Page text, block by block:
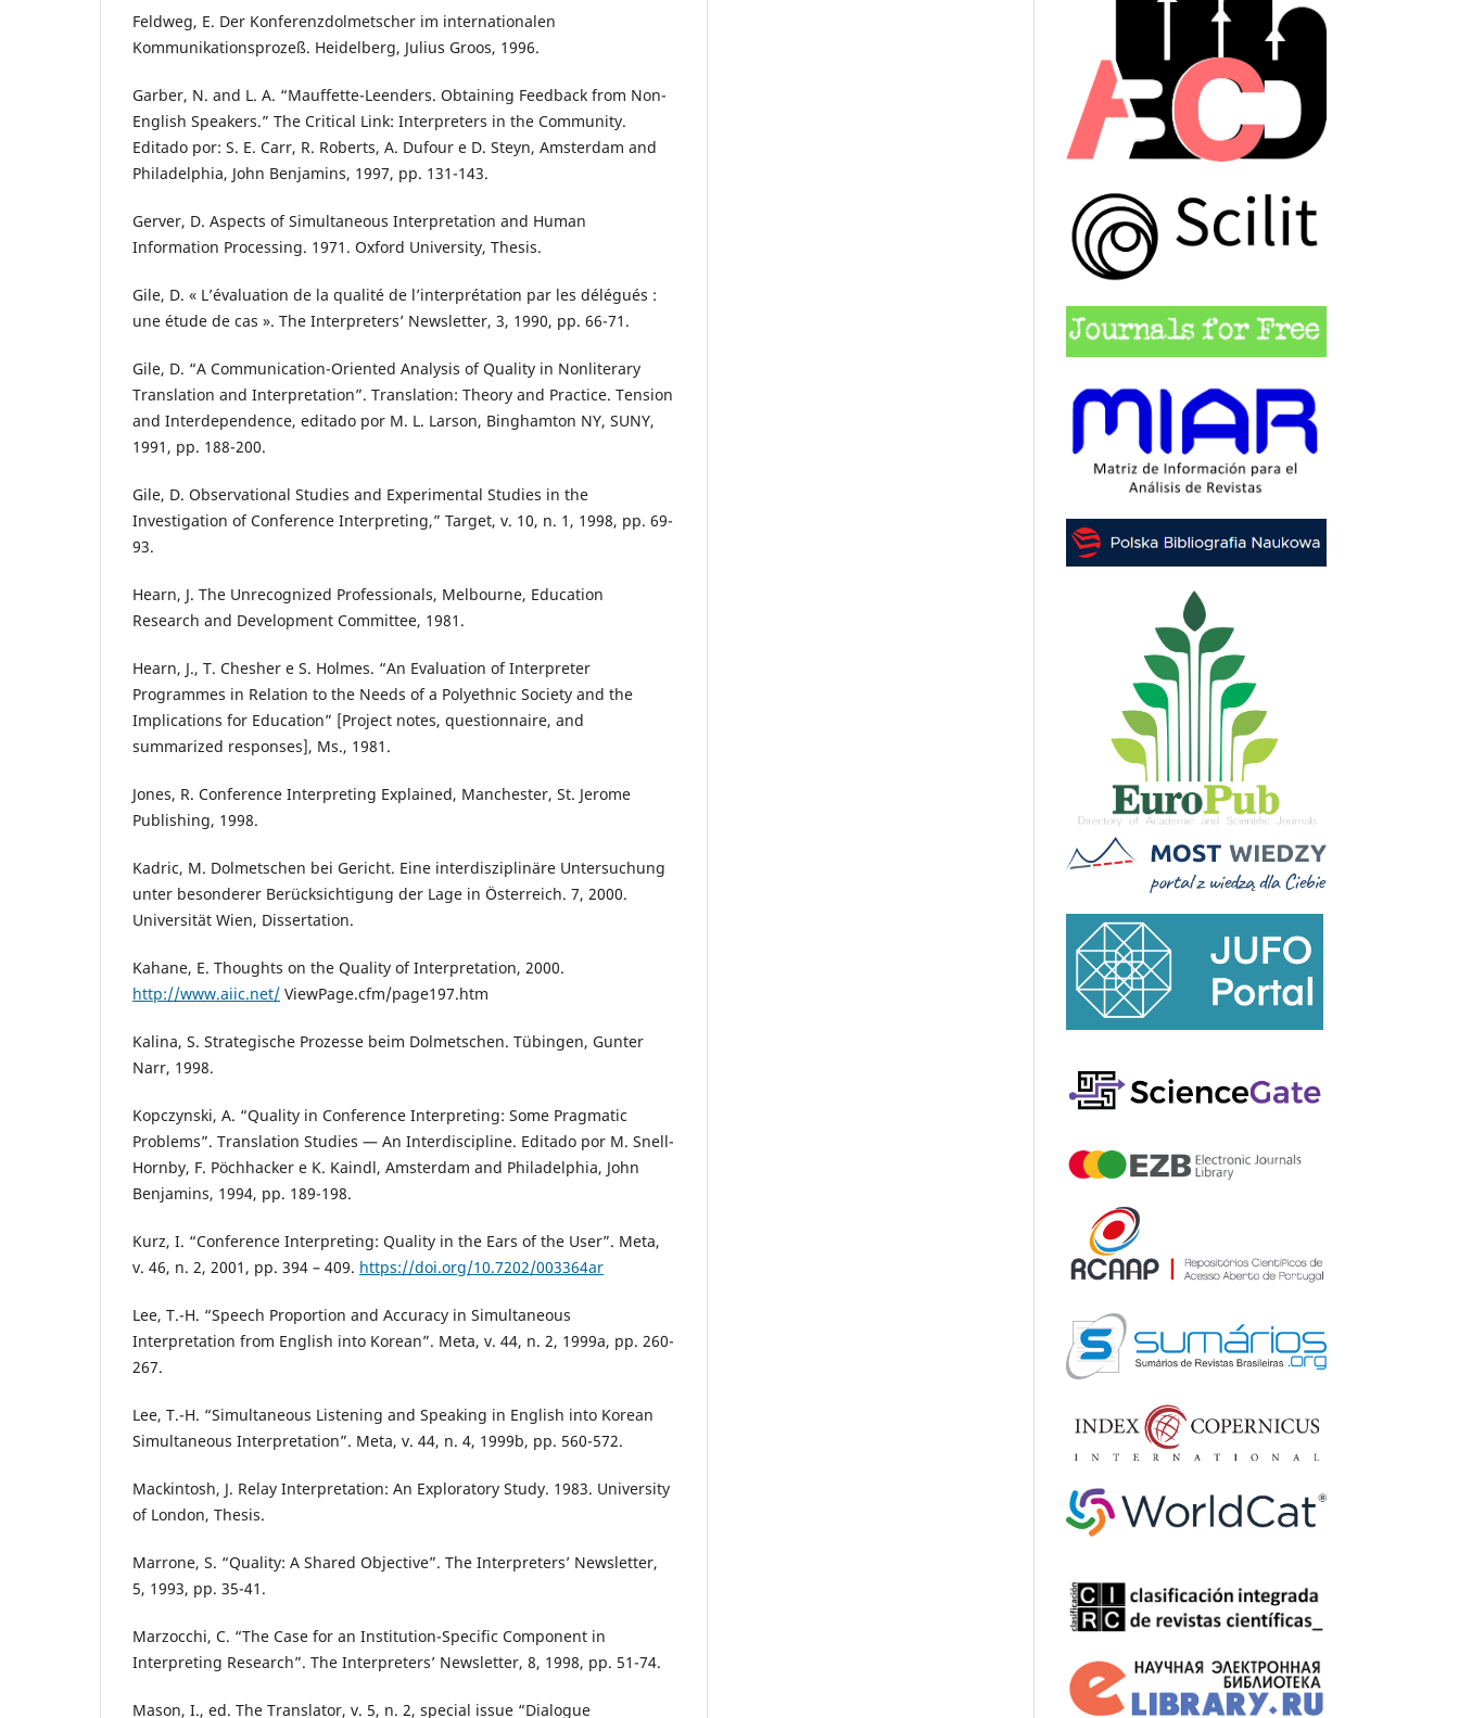
Feldweg, E. Der Konferenzdolmetscher im internationalen
Kommunikationsprozeß. Heidelberg, Julius Groos, 1996.
Garber, N. and L. A. “Mauffette-Leenders. Obtaining Feedback from Non-
English Speakers.” The Critical Link: Interpreters in the Community.
Editado por: S. E. Carr, R. Roberts, A. Dufour e D. Steyn, Amsterdam and
Philadelphia, John Benjamins, 1997, pp. 131-143.
Gerver, D. Aspects of Simultaneous Interpretation and Human
Information Processing. 1971. Oxford University, Thesis.
Gile, D. « L’évaluation de la qualité de l’interprétation par les délégués :
une étude de cas ». The Interpreters’ Newsletter, 3, 1990, pp. 66-71.
Gile, D. “A Communication-Oriented Analysis of Quality in Nonliterary
Translation and Interpretation”. Translation: Theory and Practice. Tension
and Interdependence, editado por M. L. Larson, Binghamton NY, SUNY,
1991, pp. 188-200.
Gile, D. Observational Studies and Experimental Studies in the
Investigation of Conference Interpreting,” Target, v. 10, n. 1, 1998, pp. 69-
93.
Hearn, J. The Unrecognized Professionals, Melbourne, Education
Research and Development Committee, 1981.
Hearn, J., T. Chesher e S. Holmes. “An Evaluation of Interpreter
Programmes in Relation to the Needs of a Polyethnic Society and the
Implications for Education” [Project notes, questionnaire, and
summarized responses], Ms., 1981.
Jones, R. Conference Interpreting Explained, Manchester, St. Jerome
Publishing, 1998.
Kadric, M. Dolmetschen bei Gericht. Eine interdisziplinäre Untersuchung
unter besonderer Berücksichtigung der Lage in Österreich. 7, 2000.
Universität Wien, Dissertation.
Kahane, E. Thoughts on the Quality of Interpretation, 2000.
http://www.aiic.net/ ViewPage.cfm/page197.htm
Kalina, S. Strategische Prozesse beim Dolmetschen. Tübingen, Gunter
Narr, 1998.
Kopczynski, A. “Quality in Conference Interpreting: Some Pragmatic
Problems”. Translation Studies — An Interdiscipline. Editado por M. Snell-
Hornby, F. Pöchhacker e K. Kaindl, Amsterdam and Philadelphia, John
Benjamins, 1994, pp. 189-198.
Kurz, I. “Conference Interpreting: Quality in the Ears of the User”. Meta,
v. 46, n. 2, 2001, pp. 394 – 409. https://doi.org/10.7202/003364ar
Lee, T.-H. “Speech Proportion and Accuracy in Simultaneous
Interpretation from English into Korean”. Meta, v. 44, n. 2, 1999a, pp. 260-
267.
Lee, T.-H. “Simultaneous Listening and Speaking in English into Korean
Simultaneous Interpretation”. Meta, v. 44, n. 4, 1999b, pp. 560-572.
Mackintosh, J. Relay Interpretation: An Exploratory Study. 1983. University
of London, Thesis.
Marrone, S. “Quality: A Shared Objective”. The Interpreters’ Newsletter,
5, 1993, pp. 35-41.
Marzocchi, C. “The Case for an Institution-Specific Component in
Interpreting Research”. The Interpreters’ Newsletter, 8, 1998, pp. 51-74.
Mason, I., ed. The Translator, v. 5, n. 2, special issue “Dialogue